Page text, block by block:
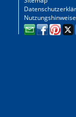
Nutzungshinweise